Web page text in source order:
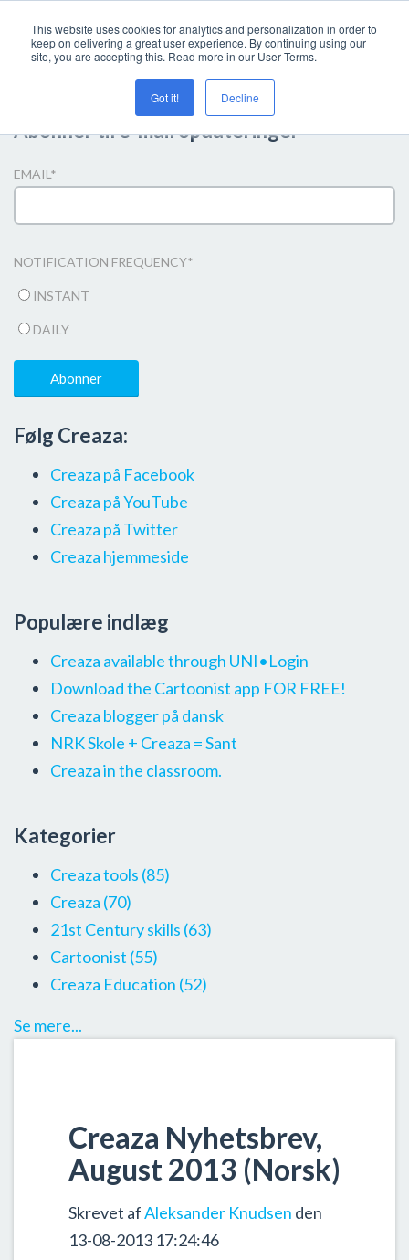
This website uses cookies for analytics and personalization in order to
keep on delivering a great user experience. By continuing using our
site, you are accepting this. Read more in our User Terms.
Got it! Decline
Creaza Nyhetsbrev,
August 2013 (Norsk)
Skrevet afAleksander Knudsen den
13-08-2013 17:24:46
Abonner til e-mail opdateringer
EMAIL *
NOTIFICATION FREQUENCY*
INSTANT
DAILY
Følg Creaza:
Creaza på Facebook
Creaza på YouTube
Creaza på Twitter
Creaza hjemmeside
Populære indlæg
Creaza available through UNI•Login
Download the Cartoonist app FOR FREE!
Creaza blogger på dansk
NRK Skole + Creaza = Sant
Creaza in the classroom.
Kategorier
Creaza tools (85)
Creaza (70)
21st Century skills (63)
Cartoonist (55)
Creaza Education (52)
Se mere...